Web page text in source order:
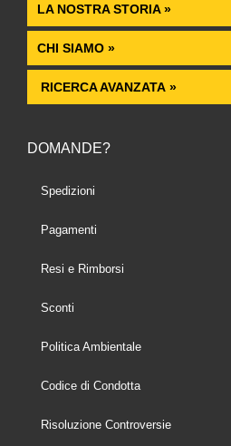
LA NOSTRA STORIA »
CHI SIAMO »
RICERCA AVANZATA »
DOMANDE?
Spedizioni
Pagamenti
Resi e Rimborsi
Sconti
Politica Ambientale
Codice di Condotta
Risoluzione Controversie